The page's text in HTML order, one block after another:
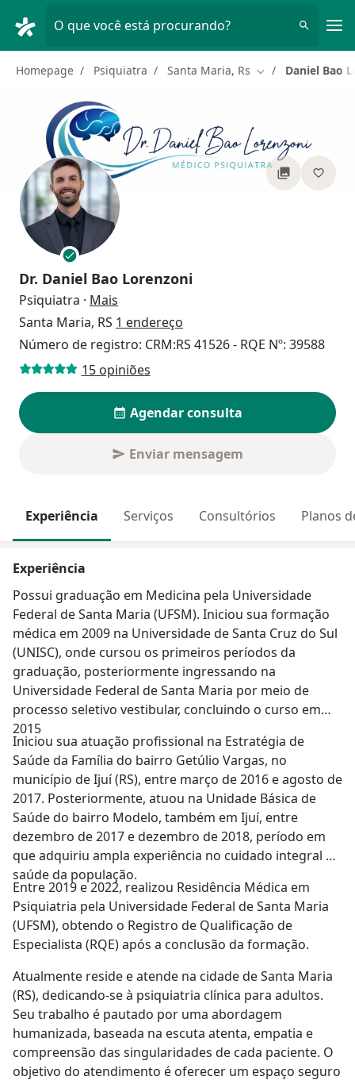
O que você está procurando?
Homepage Psiquiatra Santa Maria, Rs Mudar de cidade
Daniel Bao
Dr. Daniel Bao Lorenzoni
Psiquiatra · Mais
Santa Maria, RS 1 endereço
Número de registro: CRM:RS 41526 - RQE Nº: 39588
15 opiniões
Agendar consulta
Enviar mensagem
Experiência Serviços Consultórios Planos
Experiência
Possui graduação em Medicina pela Universidade
Federal de Santa Maria (UFSM). Iniciou sua formação
médica em 2009 na Universidade de Santa Cruz do Sul
(UNISC), onde cursou os primeiros períodos da
graduação, posteriormente ingressando na
Universidade Federal de Santa Maria por meio de
processo seletivo vestibular, concluindo o curso em
2015
Iniciou sua atuação profissional na Estratégia de
Saúde da Família do bairro Getúlio Vargas, no
município de Ijuí (RS), entre março de 2016 e agosto de
2017. Posteriormente, atuou na Unidade Básica de
Saúde do bairro Modelo, também em Ijuí, entre
dezembro de 2017 e dezembro de 2018, período em
que adquiriu ampla experiência no cuidado integral à
saúde da população.
Entre 2019 e 2022, realizou Residência Médica em
Psiquiatria pela Universidade Federal de Santa Maria
(UFSM), obtendo o Registro de Qualificação de
Especialista (RQE) após a conclusão da formação.
Atualmente reside e atende na cidade de Santa Maria
(RS), dedicando-se à psiquiatria clínica para adultos.
Seu trabalho é pautado por uma abordagem
humanizada, baseada na escuta atenta, empatia e
compreensão das singularidades de cada paciente. O
objetivo do atendimento é oferecer um espaço seguro